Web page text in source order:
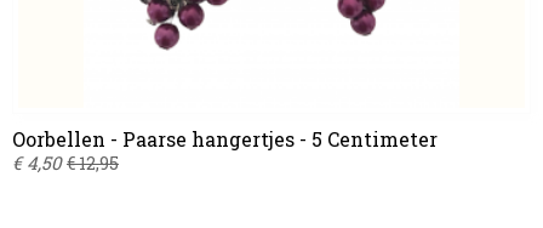
Oorbellen - Paarse hangertjes - 5 Centimeter
€ 4,50 € 12,95